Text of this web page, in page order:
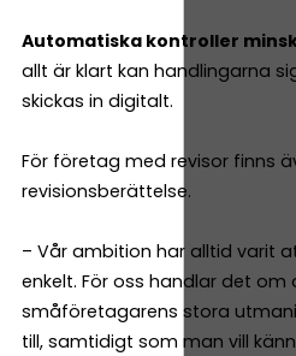
Automatiska kontroller
allt är klart kan handlingarna
skickas in digitalt.
För företag med revisor finns
revisionsberättelse.
– Vår ambition har alltid varit
enkelt. För oss handlar det om
småföretagarens stora
till, samtidigt som man vill